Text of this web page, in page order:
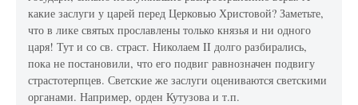
какие заслуги у царей перед Церковью Христовой? Заметьте,
что в лике святых прославлены только князья и ни одного
царя! Тут и со св. страст. Николаем II долго разбирались,
пока не постановили, что его подвиг равнозначен подвигу
страстотерпцев. Светские же заслуги оцениваются светскими
органами. Например, орден Кутузова и т.п.